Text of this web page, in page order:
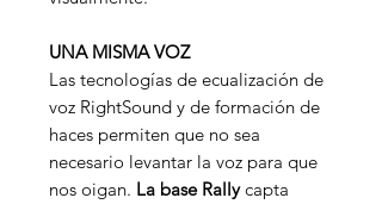
UNA MISMA VOZ
Las tecnologías de ecualización de
voz RightSound y de formación de
haces permiten que no sea
necesario levantar la voz para que
nos oigan. La base Rallycapta